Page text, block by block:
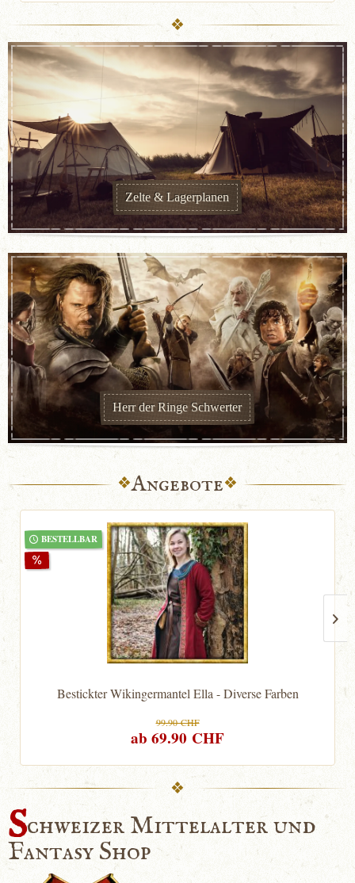
Zelte & Lagerplanen
Herr der Ringe Schwerter
Angebote
BESTELLBAR
Bestickter Wikingermantel Ella - Diverse Farben
ab 69.90 CHF
99.90 CHF
Schweizer Mittelalter und
Fantasy Shop